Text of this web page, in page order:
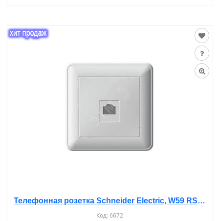
Телефонная розетка Schneider Electric, W59 RSI-152T-18 с/у, с рамкой, IP20, белая
Код:6672